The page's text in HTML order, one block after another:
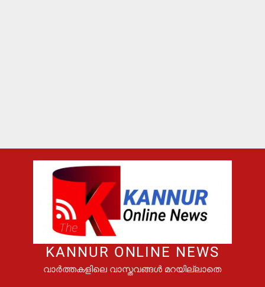
KANNUR ONLINE NEWS
വാർത്തകളിലെ വാസ്തവങ്ങൾ മറയില്ലാതെ